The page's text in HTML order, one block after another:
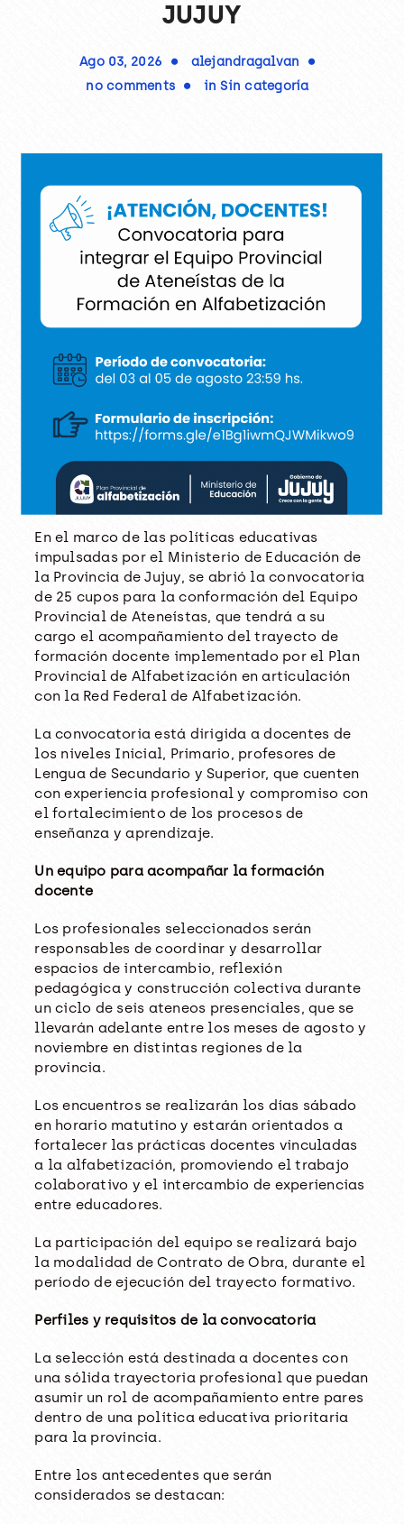
JUJUY
Ago 03, 2026
alejandragalvan
no comments
inSin categoría
En el marco de las políticas educativas
impulsadas por el Ministerio de Educación de
la Provincia de Jujuy, se abrió la convocatoria
de 25 cupos para la conformación del Equipo
Provincial de Ateneístas, que tendrá a su
cargo el acompañamiento del trayecto de
formación docente implementado por el Plan
Provincial de Alfabetización en articulación
con la Red Federal de Alfabetización.
La convocatoria está dirigida a docentes de
los niveles Inicial, Primario, profesores de
Lengua de Secundario y Superior, que cuenten
con experiencia profesional y compromiso con
el fortalecimiento de los procesos de
enseñanza y aprendizaje.
Un equipo para acompañar la formación
docente
Los profesionales seleccionados serán
responsables de coordinar y desarrollar
espacios de intercambio, reflexión
pedagógica y construcción colectiva durante
un ciclo de seis ateneos presenciales, que se
llevarán adelante entre los meses de agosto y
noviembre en distintas regiones de la
provincia.
Los encuentros se realizarán los días sábado
en horario matutino y estarán orientados a
fortalecer las prácticas docentes vinculadas
a la alfabetización, promoviendo el trabajo
colaborativo y el intercambio de experiencias
entre educadores.
La participación del equipo se realizará bajo
la modalidad de Contrato de Obra, durante el
período de ejecución del trayecto formativo.
Perfiles y requisitos de la convocatoria
La selección está destinada a docentes con
una sólida trayectoria profesional que puedan
asumir un rol de acompañamiento entre pares
dentro de una política educativa prioritaria
para la provincia.
Entre los antecedentes que serán
considerados se destacan: